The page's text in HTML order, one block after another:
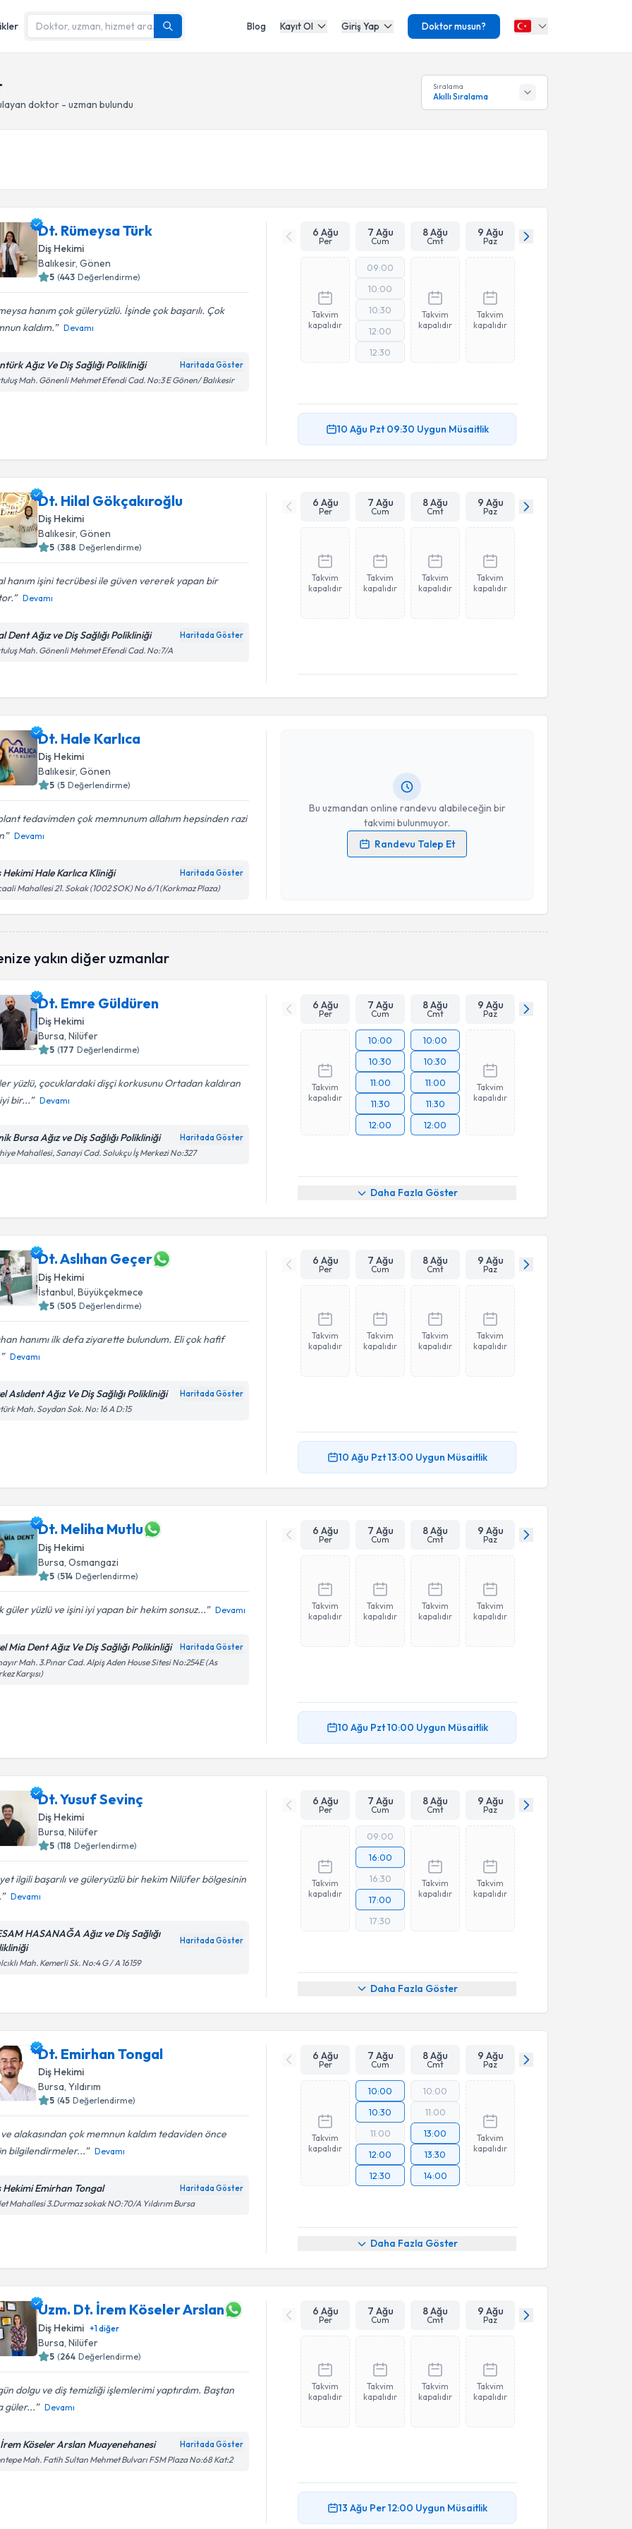
Blog Kayıt Ol Giriş Yap Doktor musun?
doktor - uzman bulundu
Sıralama
Akıllı Sıralama
Dt. Rümeysa Türk
Diş Hekimi
Balıkesir, Gönen
5 (443 Değerlendirme)
hanım çok güleryüzlü. İşinde çok başarılı. Çok
kaldım.
Devamı
Ağız Ve Diş Sağlığı Polikliniği Haritada Göster
Mah. Gönenli Mehmet Efendi Cad. No:3 E Gönen/ Balıkesir
6 Ağu
Per
7 Ağu
Cum
8 Ağu
Cmt
9 Ağu
Paz
Takvim
kapalıdır
09:00
10:00
10:30
12:00
12:30
Takvim
kapalıdır
Takvim
kapalıdır
10 Ağu Pzt 09:30 Uygun Müsaitlik
Dt. Hilal Gökçakıroğlu
Diş Hekimi
Balıkesir, Gönen
5 (388 Değerlendirme)
hanım işini tecrübesi ile güven vererek yapan bir
Devamı
Dent Ağız ve Diş Sağlığı Polikliniği Haritada Göster
Mah. Gönenli Mehmet Efendi Cad. No:7/A
6 Ağu
Per
7 Ağu
Cum
8 Ağu
Cmt
9 Ağu
Paz
Takvim
kapalıdır
Takvim
kapalıdır
Takvim
kapalıdır
Takvim
kapalıdır
Dt. Hale Karlıca
Diş Hekimi
Balıkesir, Gönen
5 (5 Değerlendirme)
tedavimden çok memnunum allahım hepsinden razi
Devamı
Hekimi Hale Karlıca Kliniği Haritada Göster
Mahallesi 21. Sokak (1002 SOK) No 6/1 (Korkmaz Plaza)
Bu uzmandan online randevu alabileceğin bir
takvimi bulunmuyor.
Randevu Talep Et
Randevu Takvimi Talebi
Dt. Hale Karlıca
Kişisel verilerimin işlenmesine ilişkinAydınlatma Metni
Takvim Talebini Gönder
yakın diğer uzmanlar
Dt. Emre Güldüren
Diş Hekimi
Bursa, Nilüfer
5 (177 Değerlendirme)
yüzlü, çocuklardaki dişçi korkusunu Ortadan kaldıran
bir...
Devamı
Bursa Ağız ve Diş Sağlığı Polikliniği Haritada Göster
Mahallesi, Sanayi Cad. Solukçu İş Merkezi No:327
6 Ağu
Per
7 Ağu
Cum
8 Ağu
Cmt
9 Ağu
Paz
Takvim
kapalıdır
10:00
10:30
11:00
11:30
12:00
10:00
10:30
11:00
11:30
12:00
Takvim
kapalıdır
Daha Fazla Göster
Dt. Aslıhan Geçer
Diş Hekimi
İstanbul , Büyükçekmece
5 (505 Değerlendirme)
hanımı ilk defa ziyarette bulundum. Eli çok hafif
Devamı
Aslıdent Ağız Ve Diş Sağlığı Polikliniği Haritada Göster
Mah. Soydan Sok. No: 16 A D:15
6 Ağu
Per
7 Ağu
Cum
8 Ağu
Cmt
9 Ağu
Paz
Takvim
kapalıdır
Takvim
kapalıdır
Takvim
kapalıdır
Takvim
kapalıdır
10 Ağu Pzt13:00 Uygun Müsaitlik
Dt. Meliha Mutlu
Diş Hekimi
Bursa , Osmangazi
5 (514 Değerlendirme)
güler yüzlü ve işini iyi yapan bir hekim sonsuz... Devamı
Mia Dent Ağız Ve Diş Sağlığı Polikinliği Haritada Göster
Mah. 3.Pınar Cad. Alpiş Aden House Sitesi No:254E (As
Karşısı)
6 Ağu
Per
7 Ağu
Cum
8 Ağu
Cmt
9 Ağu
Paz
Takvim
kapalıdır
Takvim
kapalıdır
Takvim
kapalıdır
Takvim
kapalıdır
10 Ağu Pzt10:00 Uygun Müsaitlik
Dt. Yusuf Sevinç
Diş Hekimi
Bursa , Nilüfer
5 (118 Değerlendirme)
ilgili başarılı ve güleryüzlü bir hekim Nilüfer bölgesinin
Devamı
HASANAĞA Ağız ve Diş Sağlığı
Haritada Göster
Mah. Kemerli Sk. No:4 G / A 16159
6 Ağu
Per
7 Ağu
Cum
8 Ağu
Cmt
9 Ağu
Paz
Takvim
kapalıdır
09:00
16:00
16:30
17:00
17:30
Takvim
kapalıdır
Takvim
kapalıdır
Daha Fazla Göster
Dt. Emirhan Tongal
Diş Hekimi
Bursa, Yıldırım
5 (45 Değerlendirme)
alakasından çok memnun kaldım tedaviden önce
bilgilendirmeler...
Devamı
Hekimi Emirhan Tongal Haritada Göster
Mahallesi 3.Durmaz sokak NO:70/A Yıldırım Bursa
6 Ağu
Per
7 Ağu
Cum
8 Ağu
Cmt
9 Ağu
Paz
Takvim
kapalıdır
10:00
10:30
11:00
12:00
12:30
10:00
11:00
13:00
13:30
14:00
Takvim
kapalıdır
Daha Fazla Göster
Uzm. Dt. İrem Köseler Arslan
Diş Hekimi +1diğer
Bursa , Nilüfer
5 (264 Değerlendirme)
dolgu ve diş temizliği işlemlerimi yaptırdım. Baştan
güler...
Devamı
Köseler Arslan Muayenehanesi Haritada Göster
Mah. Fatih Sultan Mehmet Bulvarı FSM Plaza No:68 Kat:2
6 Ağu
Per
7 Ağu
Cum
8 Ağu
Cmt
9 Ağu
Paz
Takvim
kapalıdır
Takvim
kapalıdır
Takvim
kapalıdır
Takvim
kapalıdır
13 Ağu Per12:00 Uygun Müsaitlik